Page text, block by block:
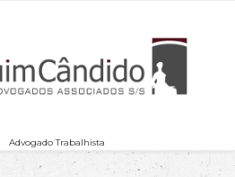
Advogado Trabalhista